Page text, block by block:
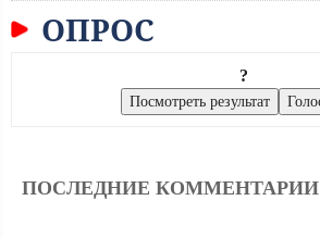
ОПРОС
?
ПОСЛЕДНИЕ КОММЕНТАРИИ